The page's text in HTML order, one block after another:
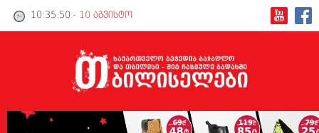
10:35:51 - 10 აგვისტო